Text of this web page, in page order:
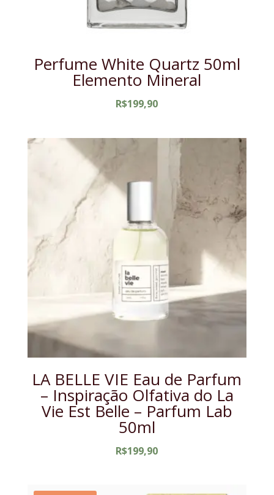
Perfume White Quartz 50ml
Elemento Mineral
R$199,90
LA BELLE VIE Eau de Parfum
– Inspiração Olfativa do La
Vie Est Belle – Parfum Lab
50ml
R$199,90